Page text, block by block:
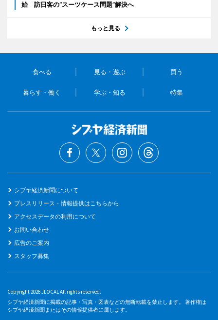
始 訪日客の“スーツケース問題”解決へ
もっと見る
食べる 見る・遊ぶ 買う
暮らす・働く 学ぶ・知る 特集
シブヤ経済新聞について
プレスリリース・情報提供はこちらから
アクセスデータの利用について
お問い合わせ
広告のご案内
スタッフ募集
Copyright 2026 JLOCAL All rights reserved.
シブヤ経済新聞に掲載の記事・写真・図表などの無断転載を禁止します。 著作権は
シブヤ経済新聞またはその情報提供者に属します。